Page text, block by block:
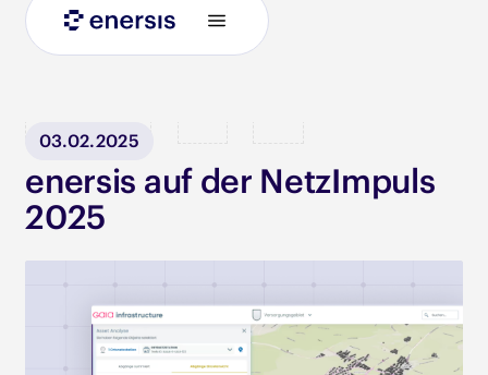
Blog
03.02.2025
enersis auf der NetzImpuls
2025